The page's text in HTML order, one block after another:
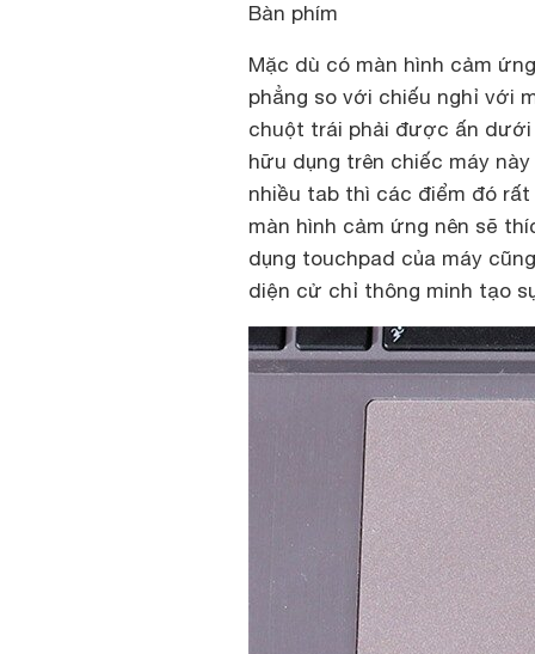
Bàn phím
Mặc dù có màn hình cảm
phẳng so với chiếu nghỉ với
chuột trái phải được ấn
hữu dụng trên chiếc máy
nhiều tab thì các điểm đó
màn hình cảm ứng nên sẽ
dụng touchpad của máy
diện cử chỉ thông minh tạo